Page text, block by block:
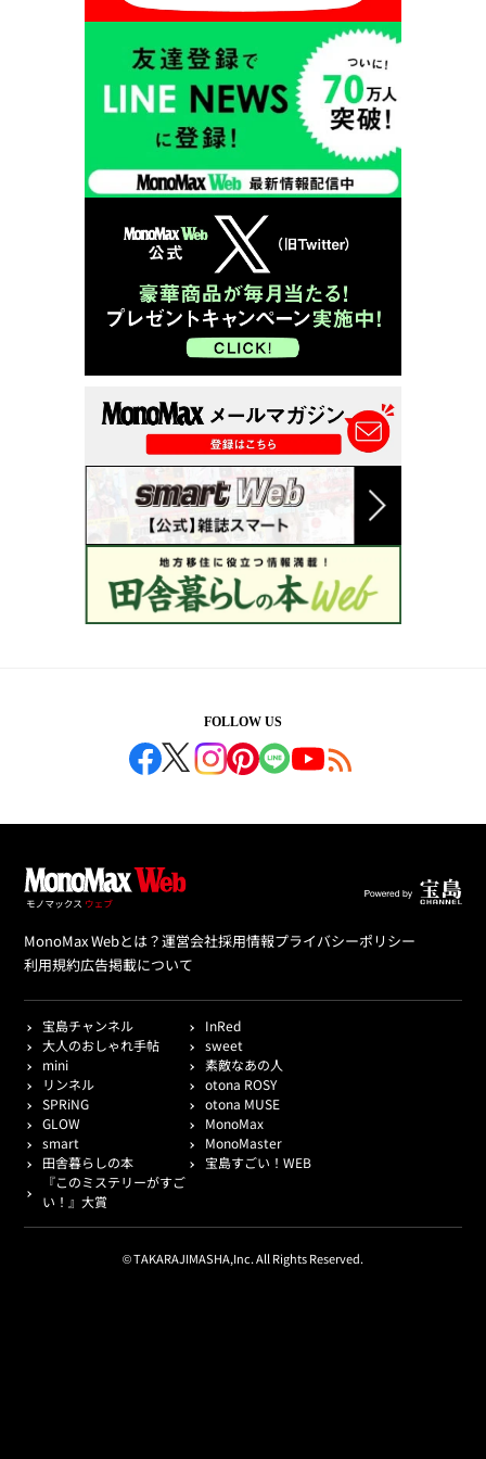
FOLLOW US
MonoMax Webとは？運営会社採用情報プライバシーポリシー
利用規約広告掲載について
宝島チャンネル
InRed
大人のおしゃれ手帖
sweet
mini
素敵なあの人
リンネル
otona ROSY
SPRiNG
otona MUSE
GLOW
MonoMax
smart
MonoMaster
田舎暮らしの本
宝島すごい！WEB
『このミステリーがすご
い！』大賞
© TAKARAJIMASHA,Inc. All Rights Reserved.